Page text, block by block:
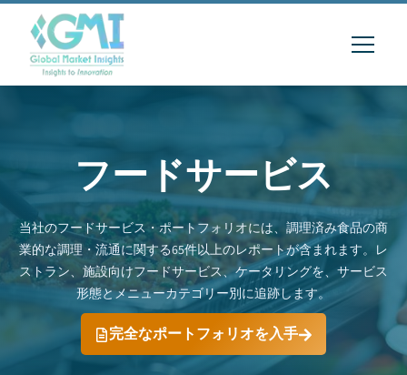
フードサービス
当社のフードサービス・ポートフォリオには、調理済み食品の商
業的な調理・流通に関する65件以上のレポートが含まれます。レ
ストラン、施設向けフードサービス、ケータリングを、サービス
形態とメニューカテゴリー別に追跡します。
完全なポートフォリオを入手